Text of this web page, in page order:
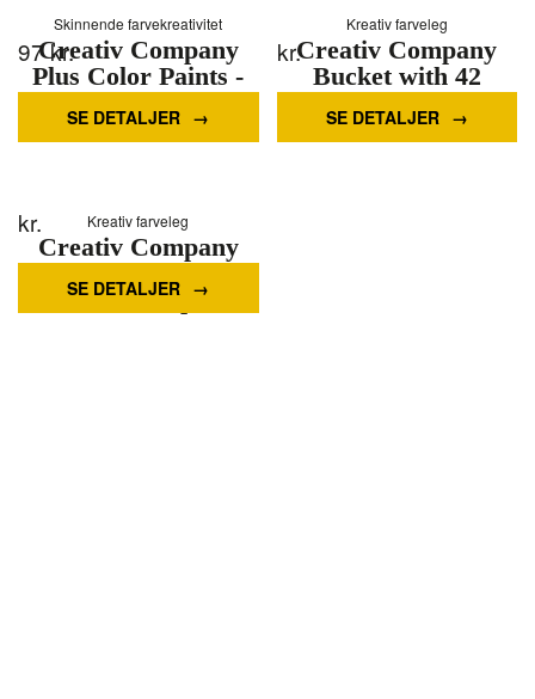
Skinnende farvekreativitet
Creativ Company
Plus Color Paints -
Gold Silver Off-
white
97kr.
SE DETALJER
Kreativ farveleg
Creativ Company
Bucket with 42
Jumbo pens 12
colors
kr.
SE DETALJER
Kreativ farveleg
Creativ Company
Dark brown Jumbo
markers 12pcs.
kr.
SE DETALJER